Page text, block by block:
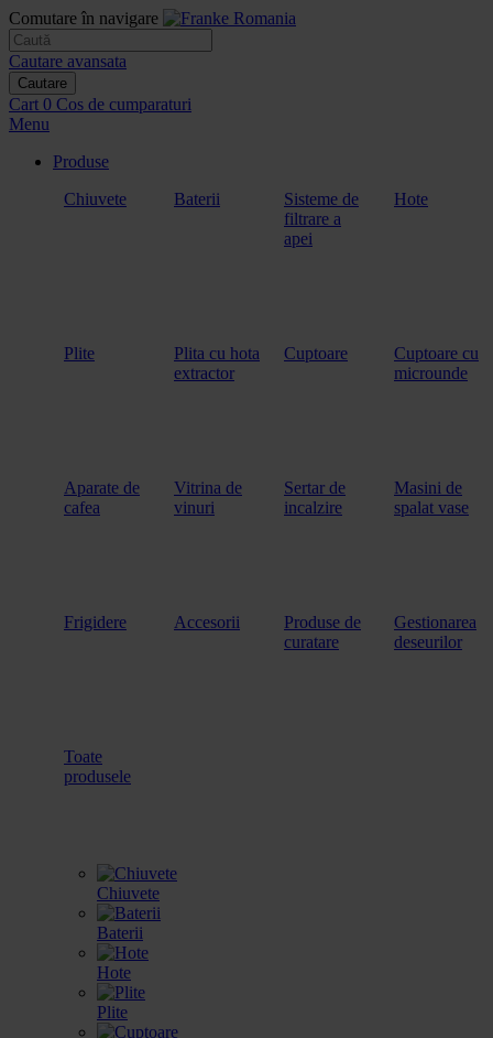
Comutare în navigare
Cautare avansata
Cautare
Cart 0 Cos de cumparaturi
Menu
Produse
Chiuvete
Baterii
Sisteme de
filtrare a
apei
Hote
Plite
Plita cu hota
extractor
Cuptoare
Cuptoare cu
microunde
Aparate de
cafea
Vitrina de
vinuri
Sertar de
incalzire
Masini de
spalat vase
Frigidere Accesorii
Produse de
curatare
Gestionarea
deseurilor
Toate
produsele
Chiuvete
Baterii
Hote
Plite